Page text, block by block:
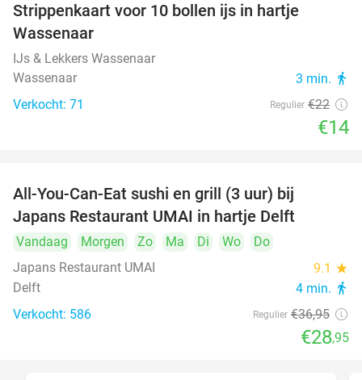
Strippenkaart voor 10 bollen ijs in hartje
Wassenaar
IJs & Lekkers Wassenaar
Wassenaar
3 min. directions_walk
Verkocht: 71 Regulier €22
€14
All-You-Can-Eat sushi en grill (3 uur) bij
Japans Restaurant UMAI in hartje Delft
Vandaag Morgen Zo Ma Di Wo
Do
Japans Restaurant UMAI
9.1 star
Delft 4 min. directions_walk
Verkocht: 586 Regulier €36,95
€28,95